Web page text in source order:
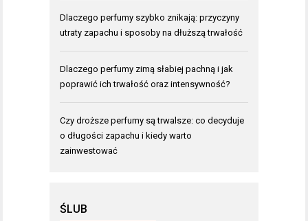
Dlaczego perfumy szybko znikają: przyczyny
utraty zapachu i sposoby na dłuższą trwałość
Dlaczego perfumy zimą słabiej pachną i jak
poprawić ich trwałość oraz intensywność?
Czy droższe perfumy są trwalsze: co decyduje
o długości zapachu i kiedy warto
zainwestować
ŚLUB